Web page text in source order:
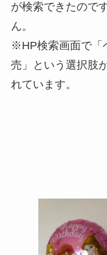
が検索できたので
ん。
※HP検索画面で「
売」という選択肢
れています。